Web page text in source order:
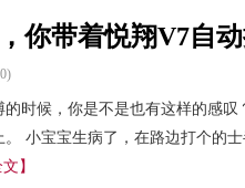
你带着悦翔V7自
时候，你是不是也有这样的感
小宝宝生病了，在路边打个的
】